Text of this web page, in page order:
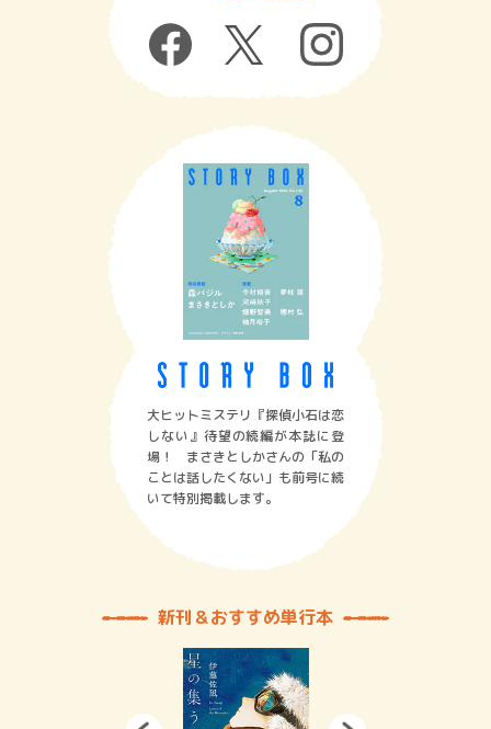
大ヒットミステリ『探偵小石は恋
しない』待望の続編が本誌に登
場！ まさきとしかさんの「私の
ことは話したくない」も前号に続
いて特別掲載します。
新刊＆おすすめ単行本